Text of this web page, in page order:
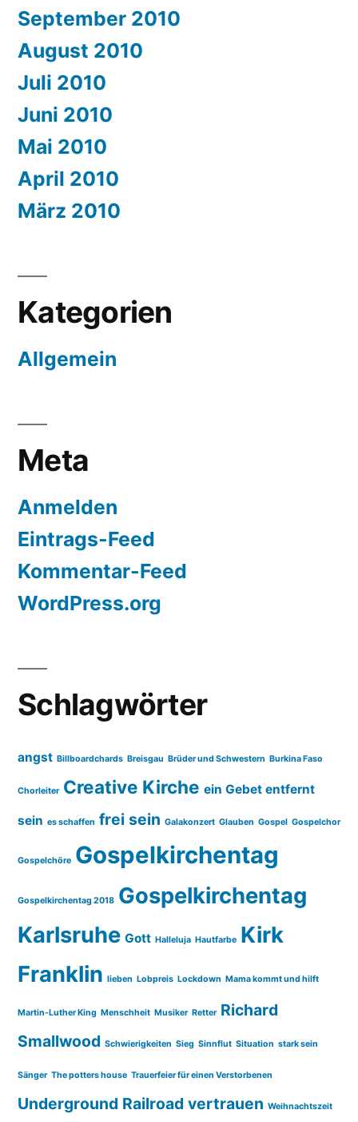
September 2010
August 2010
Juli 2010
Juni 2010
Mai 2010
April 2010
März 2010
Kategorien
Allgemein
Meta
Anmelden
Eintrags-Feed
Kommentar-Feed
WordPress.org
Schlagwörter
angst Billboardchards Breisgau Brüder und Schwestern Burkina Faso
Chorleiter Creative Kirche ein Gebet entfernt
sein es schaffen frei sein Galakonzert Glauben Gospel Gospelchor
Gospelchöre Gospelkirchentag
Gospelkirchentag 2018 Gospelkirchentag
Karlsruhe Gott Halleluja Hautfarbe Kirk
Franklin lieben Lobpreis Lockdown Mama kommt und hilft
Martin-Luther King Menschheit Musiker Retter Richard
Smallwood Schwierigkeiten Sieg Sinnflut Situation stark sein
Sänger The potters house Trauerfeier für einen Verstorbenen
Underground Railroad vertrauen Weihnachtszeit